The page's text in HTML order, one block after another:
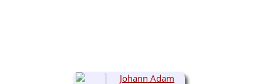
Johann Adam